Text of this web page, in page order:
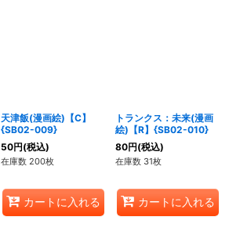
天津飯(漫画絵)【C】
{SB02-009}
50円(税込)
在庫数 200枚
カートに入れる
トランクス：未来(漫画
絵)【R】{SB02-010}
80円(税込)
在庫数 31枚
カートに入れる